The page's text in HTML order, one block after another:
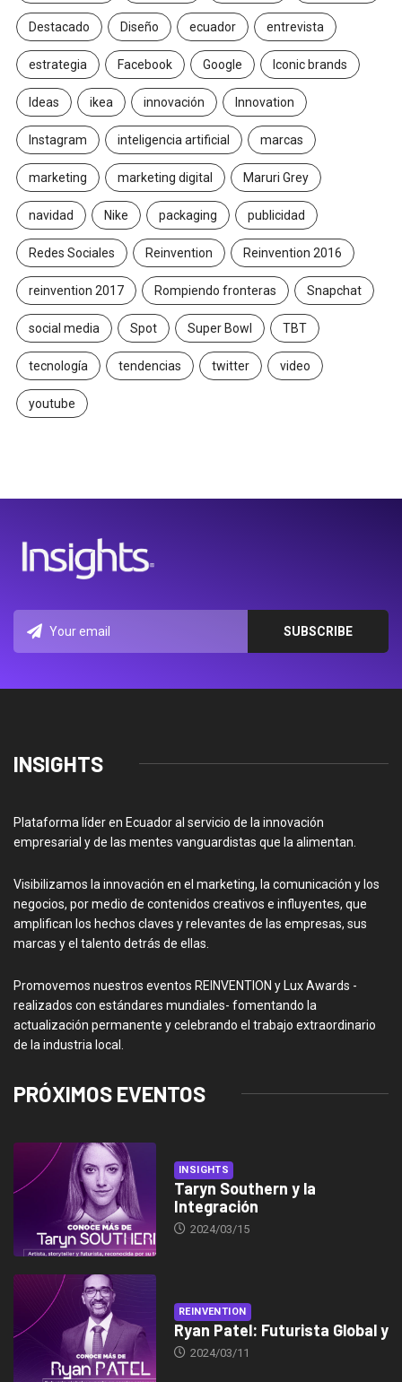
Destacado Diseño ecuador entrevista
estrategia Facebook Google Iconic brands
Ideas ikea innovación Innovation
Instagram inteligencia artificial marcas
marketing marketing digital Maruri Grey
navidad Nike packaging publicidad
Redes Sociales Reinvention Reinvention 2016
reinvention 2017 Rompiendo fronteras Snapchat
social media Spot Super Bowl TBT
tecnología tendencias twitter video
youtube
INSIGHTS
Plataforma líder en Ecuador al servicio de la innovación
empresarial y de las mentes vanguardistas que la alimentan.
Visibilizamos la innovación en el marketing, la comunicación y los
negocios, por medio de contenidos creativos e influyentes, que
amplifican los hechos claves y relevantes de las empresas, sus
marcas y el talento detrás de ellas.
Promovemos nuestros eventos REINVENTION y Lux Awards -
realizados con estándares mundiales- fomentando la
actualización permanente y celebrando el trabajo extraordinario
de la industria local.
PRÓXIMOS EVENTOS
INSIGHTS
Taryn Southern y la
Integración
2024/03/15
REINVENTION
Ryan Patel: Futurista Global y
2024/03/11